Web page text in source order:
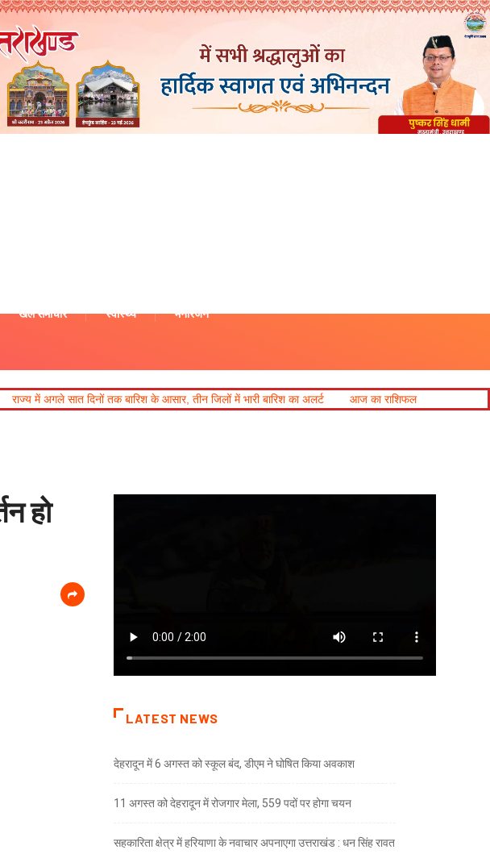
खेल समाचार स्वास्थ्य मनोरंजन
तक बारिश के आसार, तीन जिलों में भारी बारिश का अलर्ट आज का राशिफल
हो
LATEST NEWS
देहरादून में 6 अगस्त को स्कूल बंद, डीएम ने घोषित किया अवकाश
11 अगस्त को देहरादून में रोजगार मेला, 559 पदों पर होगा चयन
सहकारिता क्षेत्र में हरियाणा के नवाचार अपनाएगा उत्तराखंड : धन सिंह रावत